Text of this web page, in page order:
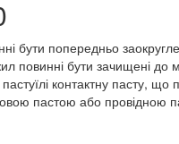
бути попередньо
жил повинні бути зачищені
контактну пасту, що
пастою або провідною